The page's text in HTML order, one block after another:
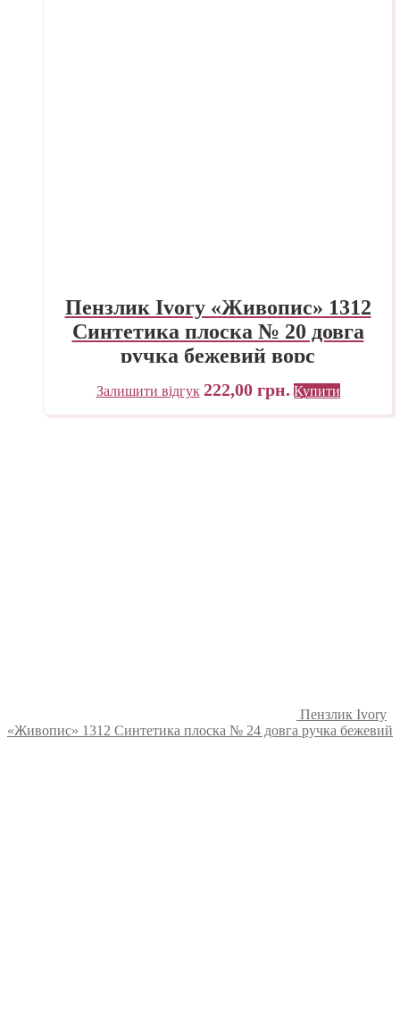
Пензлик Ivory «Живопис» 1312
Синтетика плоска № 20 довга
ручка бежевий ворс
Залишити відгук 222,00 грн. Купити
Пензлик Ivory
«Живопис» 1312 Синтетика плоска № 24 довга ручка бежевий